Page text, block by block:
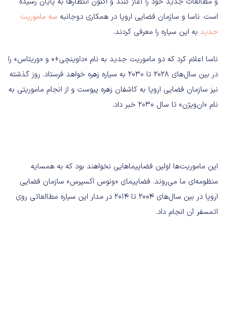
است. ناسا و سازمان فضایی اروپا در همکاری دوجانبه سه ماموریت
جدید به این سیاره را معرفی کردند.
ناسا اعلام کرد که دو ماموریت جدید به نام «داوینچی+» و «وریتاس» را
در بین سال‌های ۲۰۲۸ تا ۲۰۳۰ به سیاره زهره خواهد فرستاد. روز گذشته
نیز سازمان فضایی اروپا به کاشفان زهره پیوست و از انجام ماموریتی به
نام «ان‌ویژن» تا سال ۲۰۳۰ خبر داد.
این ماموریت‌ها اولین فضاپیماهایی نخواهند بود که به همسایه
منظومه‌ای ما می‌روند. فضاپیمای «ونوس اکسپرس» سازمان فضایی
اروپا در بین سال‌های ۲۰۰۴ تا ۲۰۱۴ در مدار این سیاره مطالعاتی روی
اتمسفر آن انجام داد.